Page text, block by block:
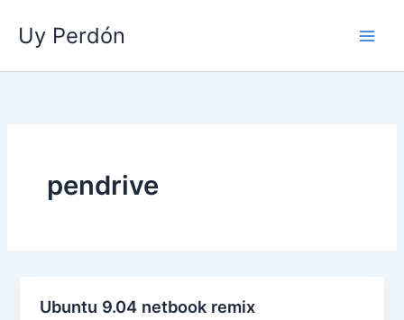
contenido
Uy Perdón
pendrive
Ubuntu 9.04 netbook remix